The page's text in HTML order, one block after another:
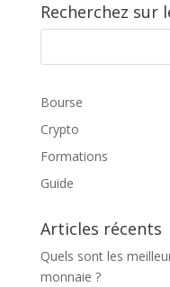
Recherchez sur
Bourse
Crypto
Formations
Guide
Articles récents
Quels sont les
monnaie ?